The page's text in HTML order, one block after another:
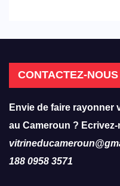
CONTACTEZ-NOUS
Envie de faire rayonner
au Cameroun ?
188 0958 3571